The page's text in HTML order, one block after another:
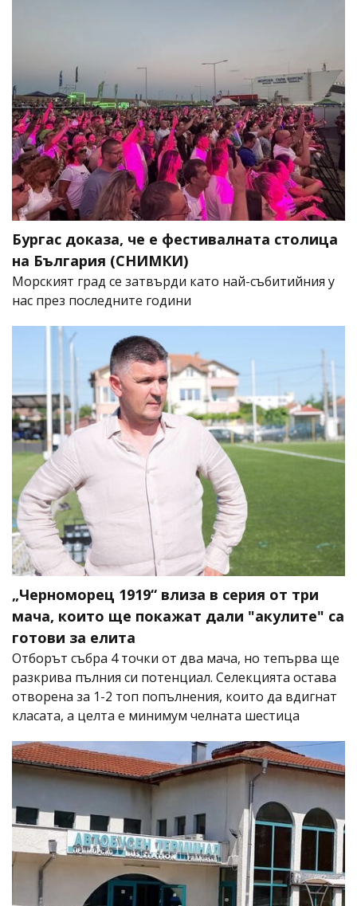
Бургас доказа, че е фестивалната столица
на България (СНИМКИ)
Морският град се затвърди като най-събитийния у
нас през последните години
„Черноморец 1919“ влиза в серия от три
мача, които ще покажат дали "акулите" са
готови за елита
Отборът събра 4 точки от два мача, но тепърва ще
разкрива пълния си потенциал. Селекцията остава
отворена за 1-2 топ попълнения, които да вдигнат
класата, а целта е минимум челната шестица